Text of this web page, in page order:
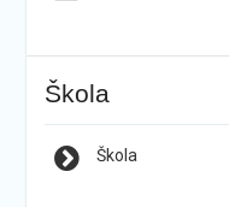
Škola
Škola